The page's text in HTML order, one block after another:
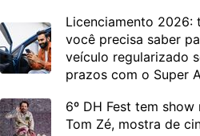
Licenciamento 2026:
você precisa saber
veículo regularizado
prazos com o Super
6º DH Fest tem
Tom Zé, mostra de